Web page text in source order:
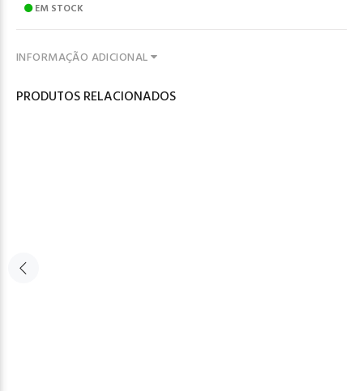
EM STOCK
INFORMAÇÃO ADICIONAL
PRODUTOS RELACIONADOS